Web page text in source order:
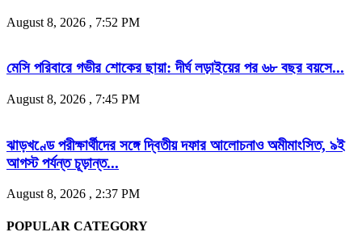
August 8, 2026 , 7:52 PM
মেসি পরিবারে গভীর শোকের ছায়া: দীর্ঘ লড়াইয়ের পর ৬৮ বছর বয়সে...
August 8, 2026 , 7:45 PM
ঝাড়খণ্ডে পরীক্ষার্থীদের সঙ্গে দ্বিতীয় দফার আলোচনাও অমীমাংসিত, ৯ই
আগস্ট পর্যন্ত চূড়ান্ত...
August 8, 2026 , 2:37 PM
POPULAR CATEGORY